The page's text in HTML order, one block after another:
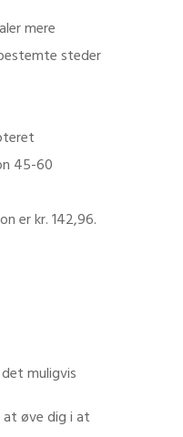
mere
steder
45-60
er kr. 142,96.
muligvis
at øve dig i at